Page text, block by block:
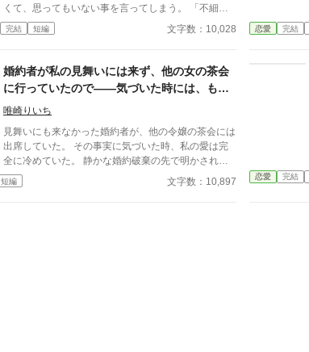
くて、思ってもいない事を言ってしまう。 「不細工
なお前とは婚約破棄したい」 この一言が重要な言葉
だなんて思いもよらずに。 ※短編です。11/21に完結
半と後半はストーリーの雰囲気が変わります。 表紙
は「かんたん表紙メーカー２」にて作成いたしまし
た。 ❇❇❇❇❇❇❇❇❇ 2024年10月追記 お読みいただ
き、ありがとうございます。 こちらの作品は完結し
ておりますが、10月20日より「番外編 バストリ
ー・アルマンの事情」を追加投稿致しますので、一
旦、表記が連載中になります。ご了承ください。 1ペ
ージの文字数は少な目です。 約4800文字程度の番外
編です。 バストリー・アルマンって誰やねん……と
完結 短編 文字数：10,028 恋愛 完結
婚約者が私の見舞いには来ず、他の女の茶会
に行っていたので――気づいた時には、もう
愛は完全に冷めていました
唯崎りいち
見舞いにも来なかった婚約者が、他の令嬢の茶会には
出席していた。 その事実に気づいた時、私の愛は完
全に冷めていた。 静かな婚約破棄の先で明かされる
王家との繋がりと、彼の後悔。
短編 文字数：10,897 恋愛 完結